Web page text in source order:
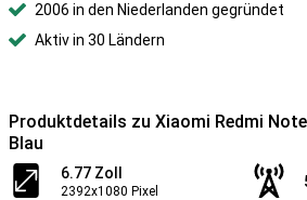
2006 in den Niederlanden gegründet
Aktiv in 30 Ländern
Produktdetails zu Xiaomi Redmi Note
Blau
6.77 Zoll
2392x1080 Pixel